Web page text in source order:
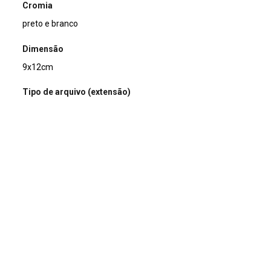
Cromia
preto e branco
Dimensão
9x12cm
Tipo de arquivo (extensão)